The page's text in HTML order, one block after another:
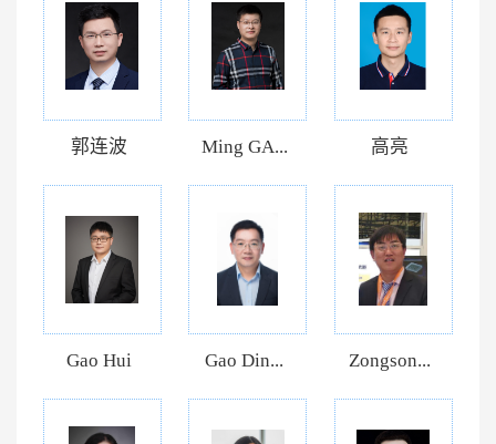
郭连波 Ming GA... 高亮
Gao Hui Gao Din... Zongson...